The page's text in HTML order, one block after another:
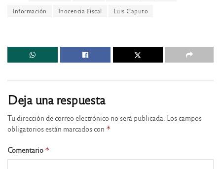
Información
Inocencia Fiscal Luis Caputo
Deja una respuesta
Tu dirección de correo electrónico no será publicada. Los campos
obligatorios están marcados con *
Comentario *